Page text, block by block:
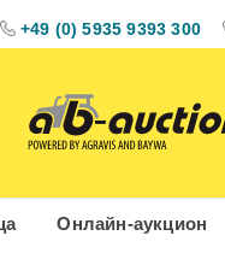
+49 (0) 5935 9393 300
Онлайн-аукцион